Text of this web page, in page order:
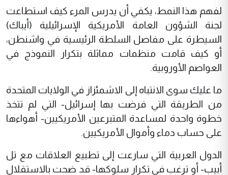
لفهم هذا النمط، يكفي أن يدرس المرء كيف استطاعت
لجنة الشؤون العامة الأمريكية الإسرائيلية (أيباك)
السيطرة على مفاصل السلطة الرئيسية في واشنطن،
أو كيف قامت منظمات مماثلة بتكرار النموذج في
العواصم الأوروبية.
ما عليك سوى الانتباه إلى الاشمئزاز في الولايات المتحدة
من الطريقة التي فرضت بها إسرائيل- التي لم تتخذ
خطوة واحدة لمساعدة المتبرعين الأمريكيين- أهواءها
على حساب دماء وأموال الأمريكيين.
الدول العربية التي سارعت إلى تطبيع العلاقات مع تل
أبيب- أو ترغب في تكرار سلوكها- قد ضحت بالاستقلال